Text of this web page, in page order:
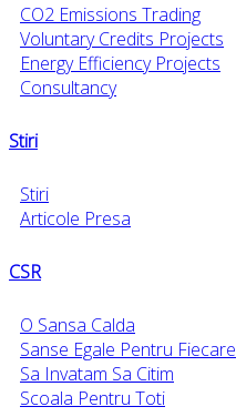
CO2 Emissions Trading
Voluntary Credits Projects
Energy Efficiency Projects
Consultancy
Stiri
Stiri
Articole Presa
CSR
O Sansa Calda
Sanse Egale Pentru Fiecare
Sa Invatam Sa Citim
Scoala Pentru Toti